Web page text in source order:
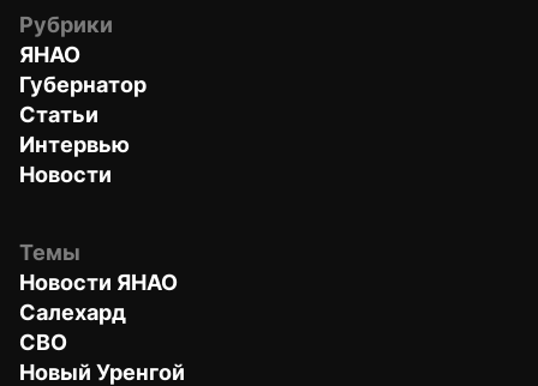
Рубрики
ЯНАО
Губернатор
Статьи
Интервью
Новости
Темы
Новости ЯНАО
Салехард
СВО
Новый Уренгой